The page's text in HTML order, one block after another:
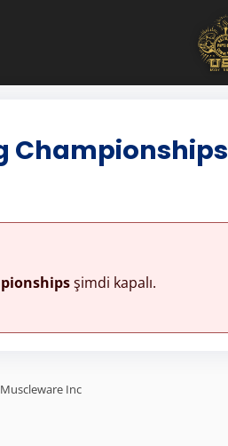
Championships
şimdi kapalı.
Inc